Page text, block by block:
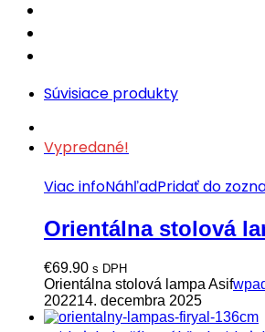
Súvisiace produkty
Vypredané!
Viac infoNáhľadPridať do
Orientálna stolová
€69.90 s DPH
Orientálna stolová lampa Asif
202214. decembra 2025